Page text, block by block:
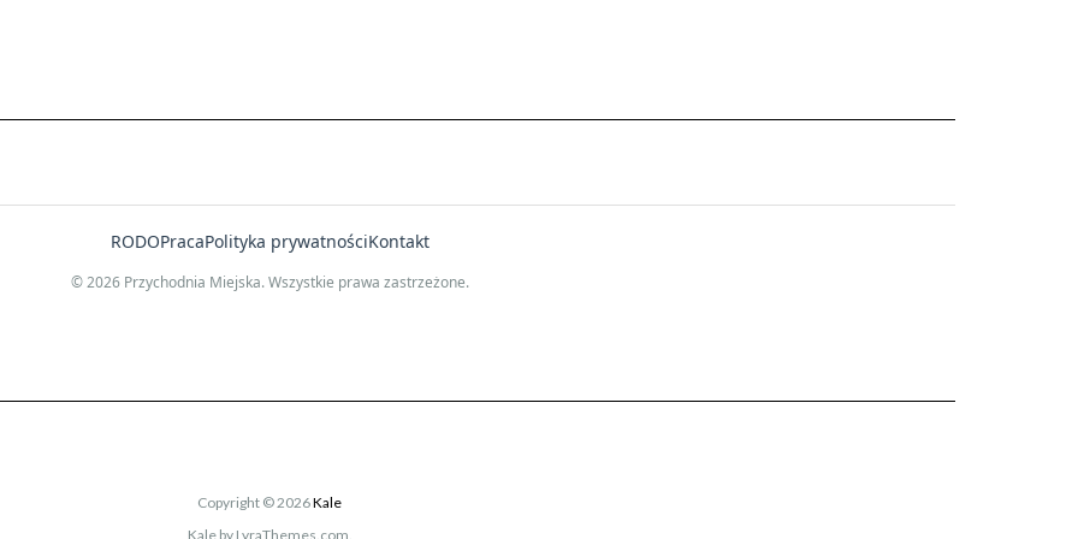
RODOPracaPolityka prywatnościKontakt
© 2026 Przychodnia Miejska. Wszystkie prawa zastrzeżone.
Copyright © 2026Kale
Kaleby LyraThemes.com.